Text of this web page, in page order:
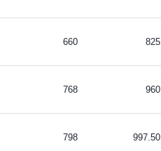
660 825
768 960
798 997.50